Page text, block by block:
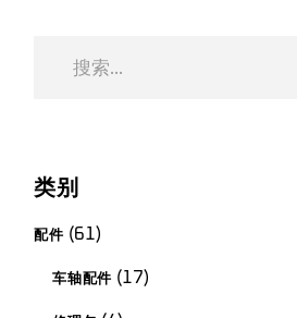
类别
配件 6161
种
品
车轴配件 1717
种